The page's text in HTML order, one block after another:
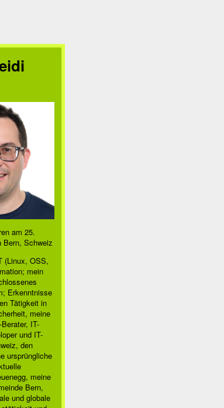
am 25.
Bern, Schweiz
(Linux, OSS,
mein
Erkenntnisse
Tätigkeit in
meine
IT-
und IT-
den
ursprüngliche
meine
Bern,
und globale